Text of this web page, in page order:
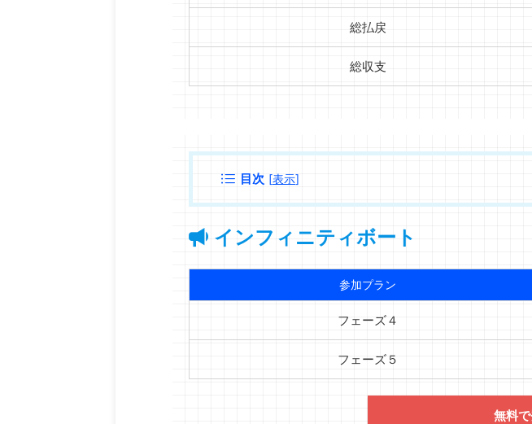
総払戻
総収支
目次 [表示]
インフィニティボート
参加プラン
フェーズ４
フェーズ５
無料